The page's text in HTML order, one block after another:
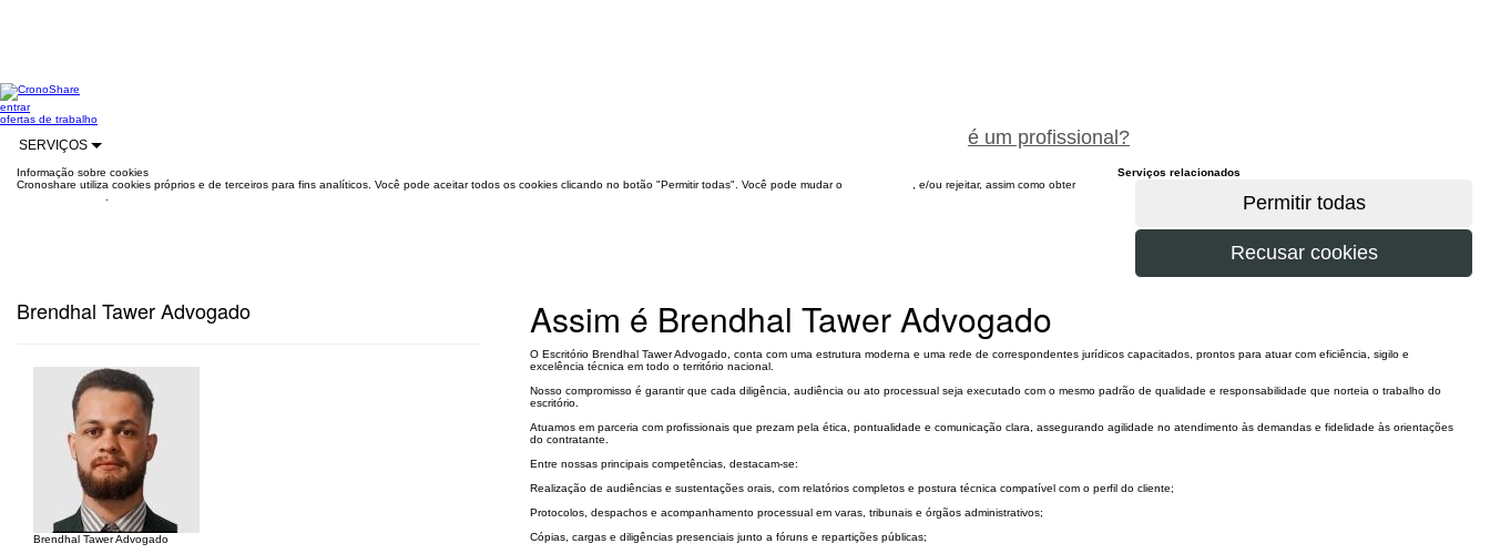
entrar
é um profissional?
ofertas de trabalho
SERVIÇOS
Informação sobre cookies
Cronoshare utiliza cookies próprios e de terceiros para fins analíticos. Você pode aceitar todos os cookies clicando no botão "Permitir todas". Você pode mudar o
, e/ou rejeitar, assim como obter
Brendhal Tawer Advogado
Brendhal Tawer Advogado
Assim é Brendhal Tawer Advogado
O Escritório Brendhal Tawer Advogado, conta com uma estrutura moderna e uma rede de correspondentes jurídicos capacitados, prontos para atuar com eficiência, sigilo e
excelência técnica em todo o território nacional.
Nosso compromisso é garantir que cada diligência, audiência ou ato processual seja executado com o mesmo padrão de qualidade e responsabilidade que norteia o trabalho do
escritório.
Atuamos em parceria com profissionais que prezam pela ética, pontualidade e comunicação clara, assegurando agilidade no atendimento às demandas e fidelidade às orientações
do contratante.
Entre nossas principais competências, destacam-se:
Realização de audiências e sustentações orais, com relatórios completos e postura técnica compatível com o perfil do cliente;
Protocolos, despachos e acompanhamento processual em varas, tribunais e órgãos administrativos;
Cópias, cargas e diligências presenciais junto a fóruns e repartições públicas;
Serviços relacionados